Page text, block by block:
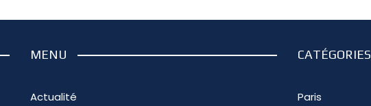
MENU
Actualité
CATÉGORIES
Paris